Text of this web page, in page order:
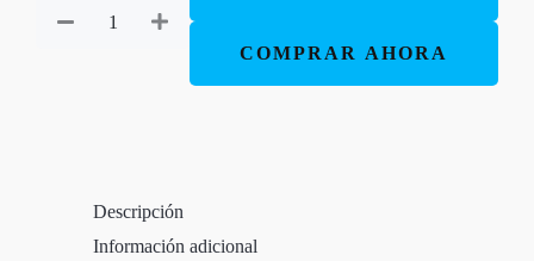
COMPRAR AHORA
Descripción
Información adicional